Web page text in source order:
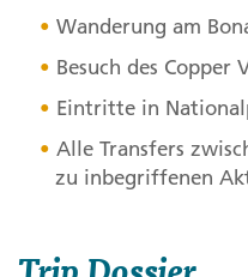
Wanderung am
Besuch des Copper
Eintritte in
Alle Transfers
zu inbegriffenen